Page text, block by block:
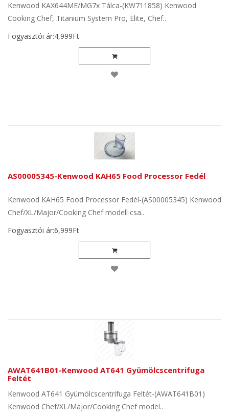
Kenwood KAX644ME/MG7x Tálca-(KW711858) Kenwood
Cooking Chef, Titanium System Pro, Elite, Chef..
Fogyasztói ár:4,999Ft
AS00005345-Kenwood KAH65 Food Processor Fedél
Kenwood KAH65 Food Processor Fedél-(AS00005345) Kenwood
Chef/XL/Major/Cooking Chef modell csa..
Fogyasztói ár:6,999Ft
AWAT641B01-Kenwood AT641 Gyümölcscentrifuga
Feltét
Kenwood AT641 Gyümölcscentrifuga Feltét-(AWAT641B01)
Kenwood Chef/XL/Major/Cooking Chef model..